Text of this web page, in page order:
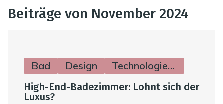
Beiträge von November 2024
Bad Design Technologie & Zukunft
High-End-Badezimmer: Lohnt sich der
Luxus?